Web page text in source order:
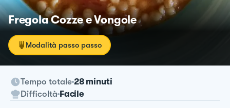
Fregola Cozze e Vongole
Modalità passo passo
Tempo totale 28 minuti
Difficoltà Facile